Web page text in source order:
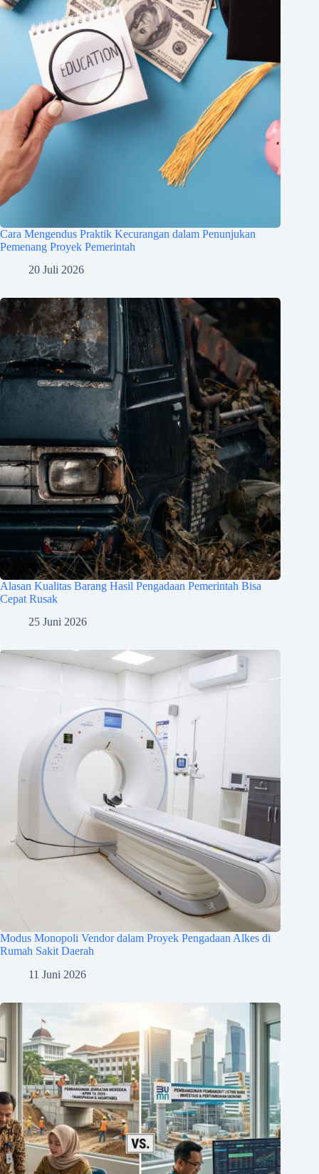
Cara Mengendus Praktik Kecurangan dalam Penunjukan
Pemenang Proyek Pemerintah
20 Juli 2026
Alasan Kualitas Barang Hasil Pengadaan Pemerintah Bisa
Cepat Rusak
25 Juni 2026
Modus Monopoli Vendor dalam Proyek Pengadaan Alkes di
Rumah Sakit Daerah
11 Juni 2026